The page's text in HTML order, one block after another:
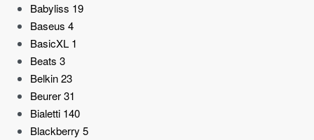
Babyliss 19
Baseus 4
BasicXL 1
Beats 3
Belkin23
Beurer31
Bialetti 140
Blackberry 5